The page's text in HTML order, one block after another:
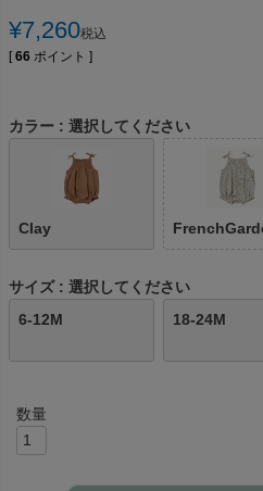
¥7,260税込
[ 66 ポイント ]
カラー 選択してください
Clay
サイズ
選択してください
6-12M
18-24M